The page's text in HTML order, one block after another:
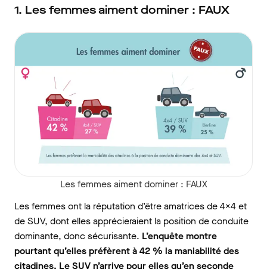
1. Les femmes aiment dominer : FAUX
Les femmes aiment dominer : FAUX
Les femmes ont la réputation d’être amatrices de 4×4 et
de SUV, dont elles apprécieraient la position de conduite
dominante, donc sécurisante. L’enquête montre
pourtant qu’elles préfèrent à 42 % la maniabilité des
citadines. Le SUV n’arrive pour elles qu’en seconde